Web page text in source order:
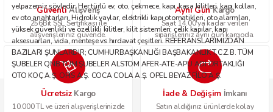
yelpazemiz şöyledir: Her türlü ev, oto, çekmece, kapı, kasa kilitleri, kapı kolları,
ev oto anahtarları. Hidrolik yaylar, elektrikli kapı otomatikleri, oto alarmları,
yüksek güvenlikli ve özellikli kilitler, kilit sistemleri; çelik kapılar, kapı
aksesuarları, vida, menteşe vs hırdavat çeşitleri. REFERANSLARIMIZDAN
BAZILARI ŞUNLARDIR; CUMHURBAŞKANLIĞI BAŞBAKANLIK T.C.Z.B. TÜM
ŞUBELER QNB TÜM ŞUBELER ALSTOM AFER-ATE-APU ADİ ORTAKLIĞI
OTO KOÇ A.Ş. OPİS A.Ş. COCA COLA A.Ş. OPEL BEYAZ FİLO A.Ş.
GüvenliAlışveriş
256Bit SSL Sertifikası ile
alışverişleriniz güvende.
Aynı GünKargo
Saat 14.00'ya kadar verilen
siparişleriniz aynı gün kargoda.
Ücretsiz Kargo
10.000 TL ve üzeri alışverişlerinizde
İade & Değişim İmkanı
Satın aldığınız ürünlerde kolay